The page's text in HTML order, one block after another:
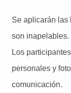
Se aplicarán las
son inapelables.
Los
personales y
comunicación.